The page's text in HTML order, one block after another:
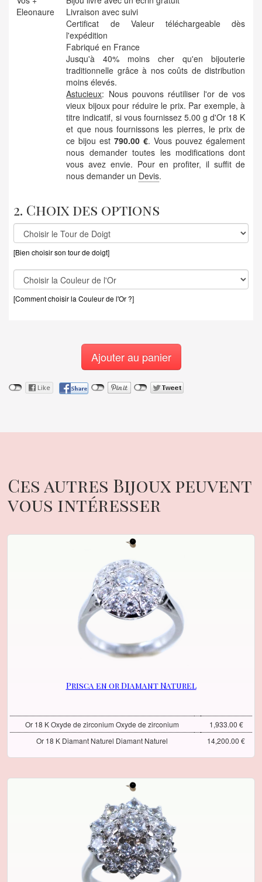
Eleonaure
Livraison avec suivi
Certificat de Valeur téléchargeable dès
l'expédition
Fabriqué en France
Jusqu'à 40% moins cher qu'en bijouterie
traditionnelle grâce à nos coûts de distribution
moins élevés.
Astucieux: Nous pouvons réutiliser l'or de vos
vieux bijoux pour réduire le prix. Par exemple, à
titre indicatif, si vous fournissez 5.00 g d'Or 18 K
et que nous fournissons les pierres, le prix de
ce bijou est790.00 €. Vous pouvez également
nous demander toutes les modifications dont
vous avez envie. Pour en profiter, il suffit de
nous demander un Devis.
2. Choix des options
[Bien choisir son tour de doigt]
[Comment choisir la Couleur de l'Or ?]
Ajouter au panier
Ces autres Bijoux peuvent
vous intéresser
Prisca en or Diamant Naturel
Or 18 K Oxyde de zirconium Oxyde de zirconium
1,933.00 €
Or 18 K Diamant Naturel Diamant Naturel
14,200.00 €